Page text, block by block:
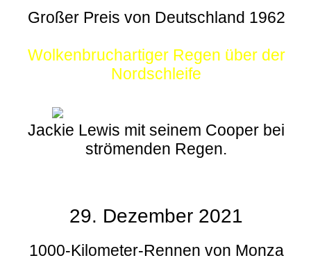
Großer Preis von Deutschland 1962
Wolkenbruchartiger Regen über der
Nordschleife
Jackie Lewis mit seinem Cooper bei
strömenden Regen.
29. Dezember 2021
1000-Kilometer-Rennen von Monza